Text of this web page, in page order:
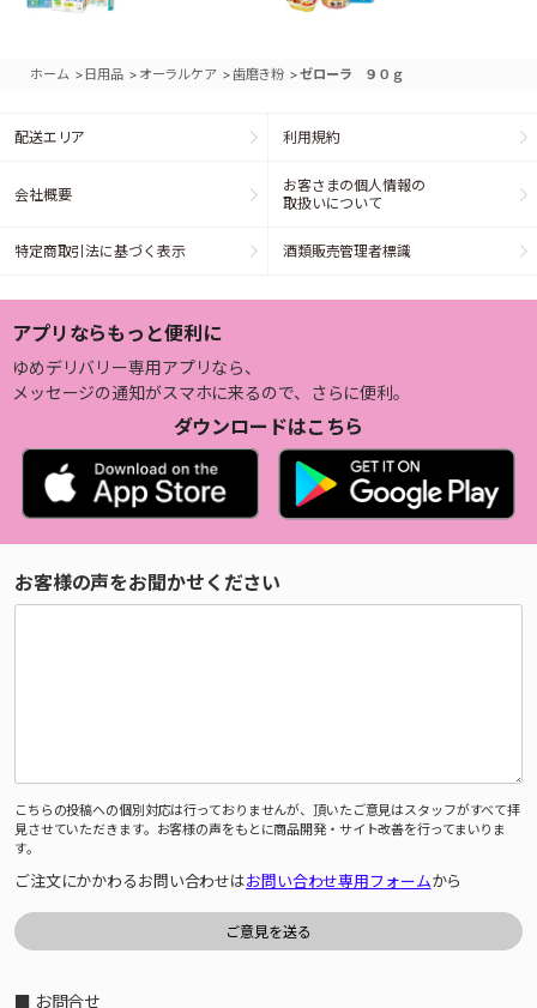
ホーム > 日用品 > オーラルケア >歯磨き粉 >ゼローラ ９０ｇ
配送エリア 利用規約
会社概要
お客さまの個人情報の
取扱いについて
特定商取引法に基づく表示 酒類販売管理者標識
アプリならもっと便利に
ゆめデリバリー専用アプリなら、
メッセージの通知がスマホに来るので、さらに便利。
ダウンロードはこちら
お客様の声をお聞かせください
こちらの投稿への個別対応は行っておりませんが、頂いたご意見はスタッフがすべて拝
見させていただきます。お客様の声をもとに商品開発・サイト改善を行ってまいりま
す。
ご注文にかかわるお問い合わせはお問い合わせ専用フォームから
■ お問合せ